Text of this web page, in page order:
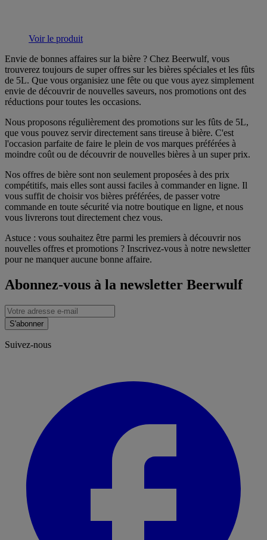
Voir le produit
Envie de bonnes affaires sur la bière ? Chez Beerwulf, vous
trouverez toujours de super offres sur les bières spéciales et les fûts
de 5L. Que vous organisiez une fête ou que vous ayez simplement
envie de découvrir de nouvelles saveurs, nos promotions ont des
réductions pour toutes les occasions.
Nous proposons régulièrement des promotions sur les fûts de 5L,
que vous pouvez servir directement sans tireuse à bière. C'est
l'occasion parfaite de faire le plein de vos marques préférées à
moindre coût ou de découvrir de nouvelles bières à un super prix.
Nos offres de bière sont non seulement proposées à des prix
compétitifs, mais elles sont aussi faciles à commander en ligne. Il
vous suffit de choisir vos bières préférées, de passer votre
commande en toute sécurité via notre boutique en ligne, et nous
vous livrerons tout directement chez vous.
Astuce : vous souhaitez être parmi les premiers à découvrir nos
nouvelles offres et promotions ? Inscrivez-vous à notre newsletter
pour ne manquer aucune bonne affaire.
Abonnez-vous à la newsletter Beerwulf
S'abonner
Suivez-nous